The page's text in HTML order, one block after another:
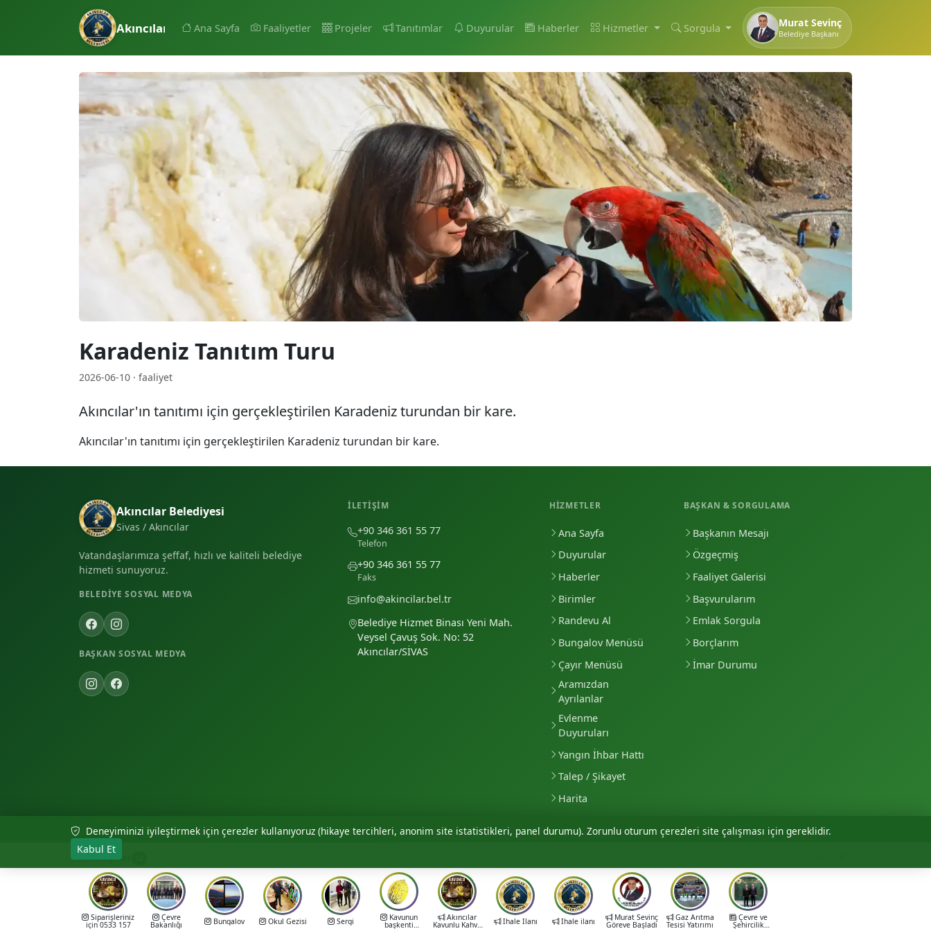
Akıncılar Belediyesi
Ana Sayfa Faaliyetler Projeler Tanıtımlar Duyurular Haberler Hizmetler Sorgula Murat Sevinç
Belediye Başkanı
Karadeniz Tanıtım Turu
2026-06-10 · faaliyet
Akıncılar'ın tanıtımı için gerçekleştirilen Karadeniz turundan bir kare.
Akıncılar'ın tanıtımı için gerçekleştirilen Karadeniz turundan bir kare.
Akıncılar Belediyesi
Sivas / Akıncılar
Vatandaşlarımıza şeffaf, hızlı ve kaliteli belediye
hizmeti sunuyoruz.
BELEDIYE SOSYAL MEDYA
BAŞKAN SOSYAL MEDYA
İLETIŞIM
+90 346 361 55 77
Telefon
+90 346 361 55 77
Faks
info@akincilar.bel.tr
Belediye Hizmet Binası Yeni Mah.
Veysel Çavuş Sok. No: 52
Akıncılar/SİVAS
HIZMETLER
Ana Sayfa
Duyurular
Haberler
Birimler
Randevu Al
Bungalov Menüsü
Çayır Menüsü
Aramızdan
Ayrılanlar
Evlenme
Duyuruları
Yangın İhbar Hattı
Talep / Şikayet
Harita
BAŞKAN & SORGULAMA
Başkanın Mesajı
Özgeçmiş
Faaliyet Galerisi
Başvurularım
Emlak Sorgula
Borçlarım
İmar Durumu
© 2026 Akıncılar Belediyesi — Tüm hakları saklıdır.
Deneyiminizi iyileştirmek için çerezler kullanıyoruz (hikaye tercihleri, anonim site istatistikleri, panel durumu). Zorunlu oturum çerezleri site çalışması için gereklidir.
Kabul Et
Hikayeler
Siparişleriniz
için 0533 157
Çevre
Bakanlığı Bungalov Okul Gezisi Sergi Kavunun
başkenti
Akıncılar
Kavunlu Kahve İhale İlanı İhale ilanı Murat Sevinç
Göreve Başladı
Gaz Arıtma
Tesisi Yatırımı
Çevre ve
Şehircilik